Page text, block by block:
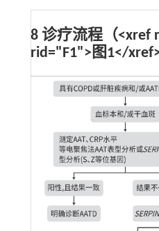
8 诊疗流程（<xref
rid="F1">图1</xref>